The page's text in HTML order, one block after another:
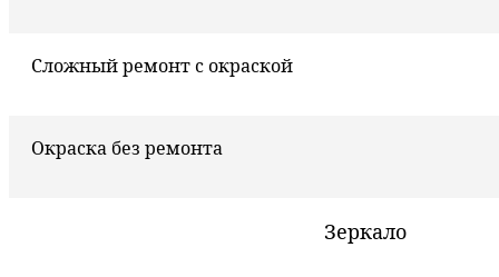
Сложный ремонт с окраской
Окраска без ремонта
Зеркало